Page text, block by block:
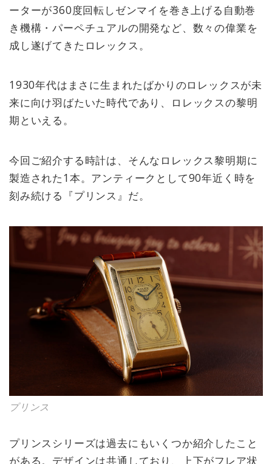
ーターが360度回転しゼンマイを巻き上げる自動巻
き機構・パーペチュアルの開発など、数々の偉業を
成し遂げてきたロレックス。
1930年代はまさに生まれたばかりのロレックスが未
来に向け羽ばたいた時代であり、ロレックスの黎明
期といえる。
今回ご紹介する時計は、そんなロレックス黎明期に
製造された1本。アンティークとして90年近く時を
刻み続ける『プリンス』だ。
プリンス
プリンスシリーズは過去にもいくつか紹介したこと
がある。デザインは共通しており、上下がフレア状